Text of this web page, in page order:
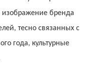
изображение бренда
тесно связанных с
года, культурные